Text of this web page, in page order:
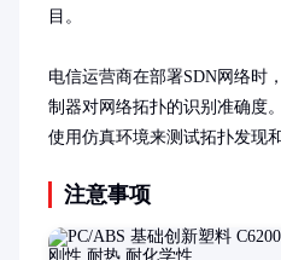
目。
电信运营商在部署SDN网络时
制器对网络拓扑的识别准确度
使用仿真环境来测试拓扑发现
注意事项